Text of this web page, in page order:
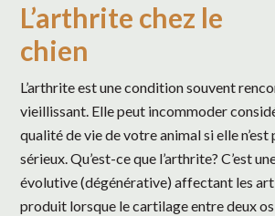
L’arthrite chez le
chien
L’arthrite est une condition souvent
vieillissant. Elle peut incommoder
qualité de vie de votre animal si elle n’est
sérieux. Qu’est-ce que l’arthrite? C’est
évolutive (dégénérative) affectant les
produit lorsque le cartilage entre deux